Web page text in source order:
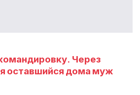
Через
оставшийся дома муж